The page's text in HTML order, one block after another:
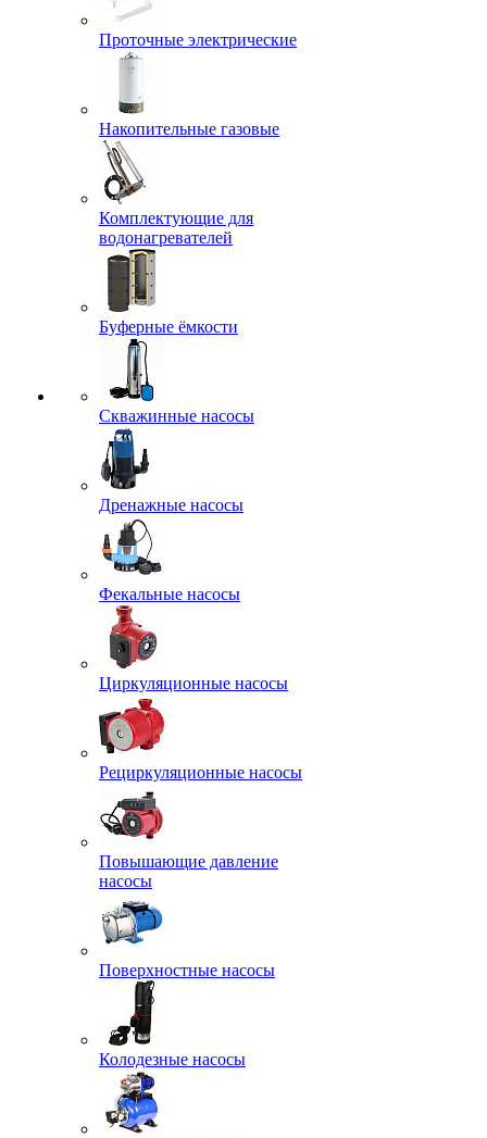
Проточные электрические
Накопительные газовые
Комплектующие для
водонагревателей
Буферные ёмкости
Скважинные насосы
Дренажные насосы
Фекальные насосы
Циркуляционные насосы
Рециркуляционные насосы
Повышающие давление
насосы
Поверхностные насосы
Колодезные насосы